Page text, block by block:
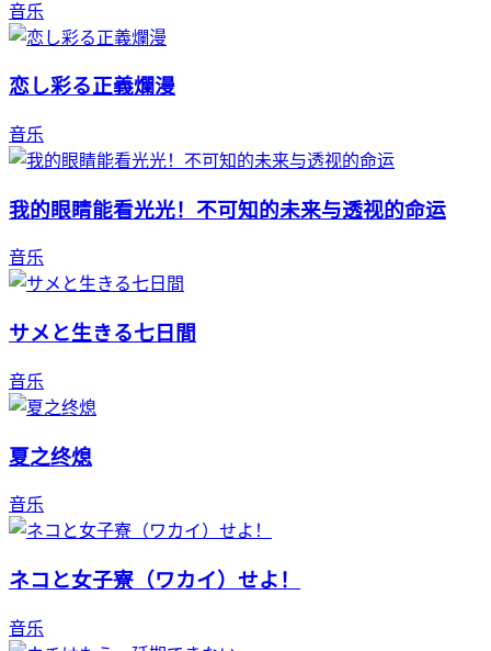
音乐
恋し彩る正義爛漫
音乐
我的眼睛能看光光！不可知的未来与透视的命运
音乐
サメと生きる七日間
音乐
夏之终熄
音乐
ネコと女子寮（ワカイ）せよ！
音乐